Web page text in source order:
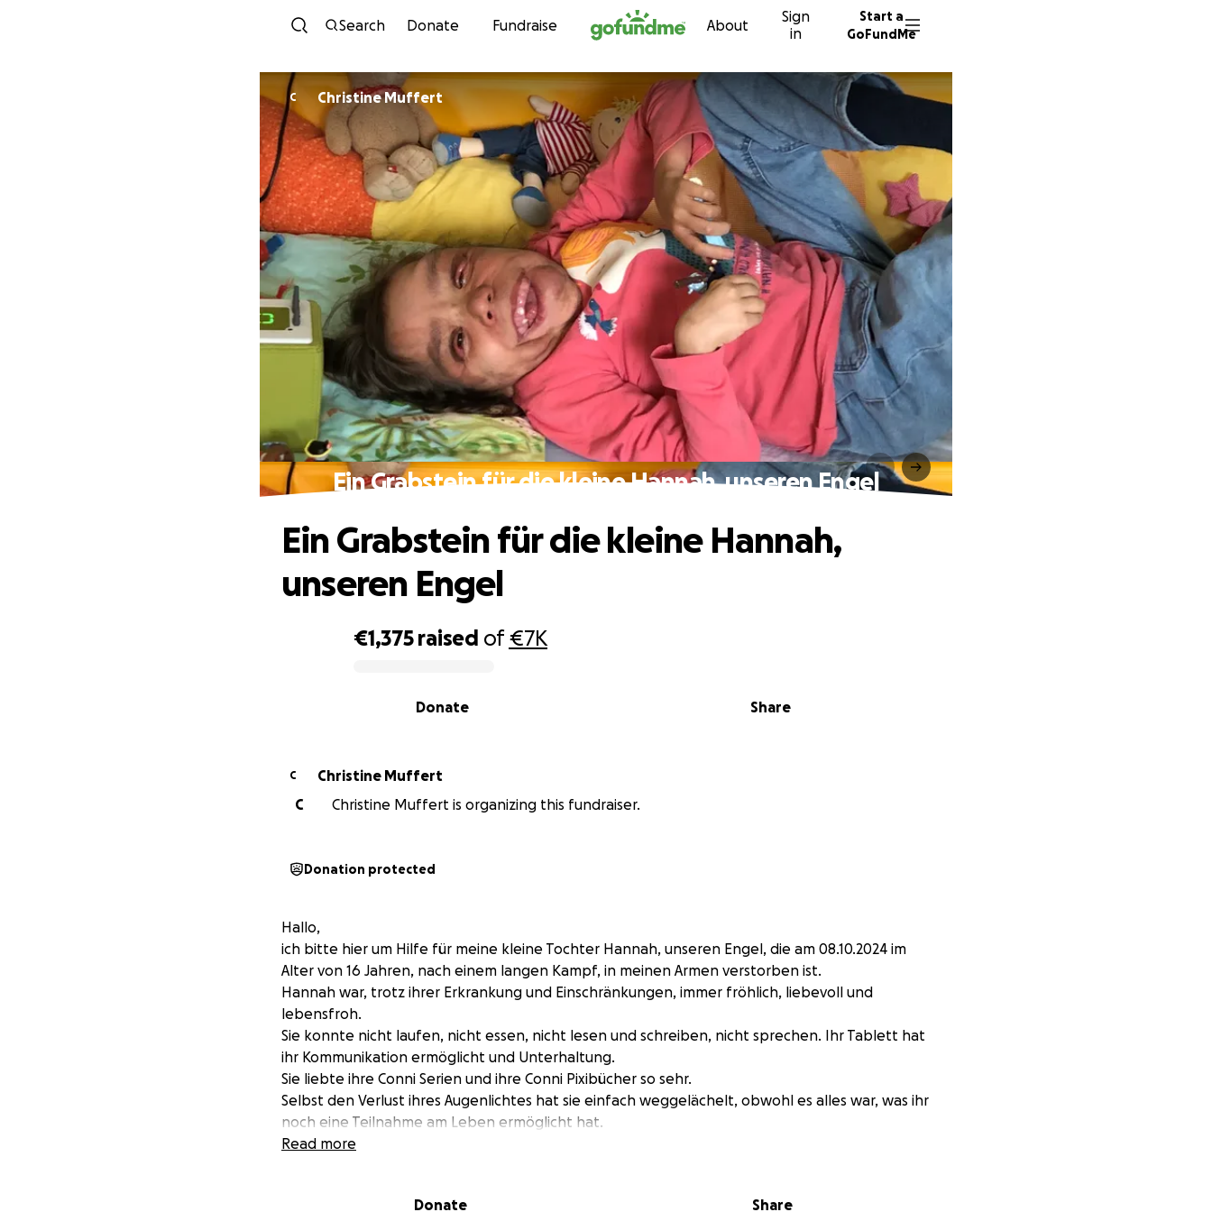
Skip to content
Search Donate Fundraise About
Sign
in
Start a
GoFundMe
C Christine Muffert
Ein Grabstein für die kleine Hannah, unseren Engel
€1,375 raised of€7K
Share
Donate
Ein Grabstein für die kleine Hannah,
unseren Engel
C
Christine Muffert
C
Christine Muffert is organizing this fundraiser.
Donation protected
Hallo,
ich bitte hier um Hilfe für meine kleine Tochter Hannah, unseren Engel, die am 08.10.2024 im
Alter von 16 Jahren, nach einem langen Kampf, in meinen Armen verstorben ist.
Hannah war, trotz ihrer Erkrankung und Einschränkungen, immer fröhlich, liebevoll und
lebensfroh.
Sie konnte nicht laufen, nicht essen, nicht lesen und schreiben, nicht sprechen. Ihr Tablett hat
ihr Kommunikation ermöglicht und Unterhaltung.
Sie liebte ihre Conni Serien und ihre Conni Pixibücher so sehr.
Selbst den Verlust ihres Augenlichtes hat sie einfach weggelächelt, obwohl es alles war, was ihr
noch eine Teilnahme am Leben ermöglicht hat.
Sie hat weiter gelacht, gesungen, Späße gemacht, uns und andere zum Lachen gebracht und
Ich möchte, dass mein Sonnenschein, meine kleine Tochter Hannah einen besonderen
Read more
Donate Share